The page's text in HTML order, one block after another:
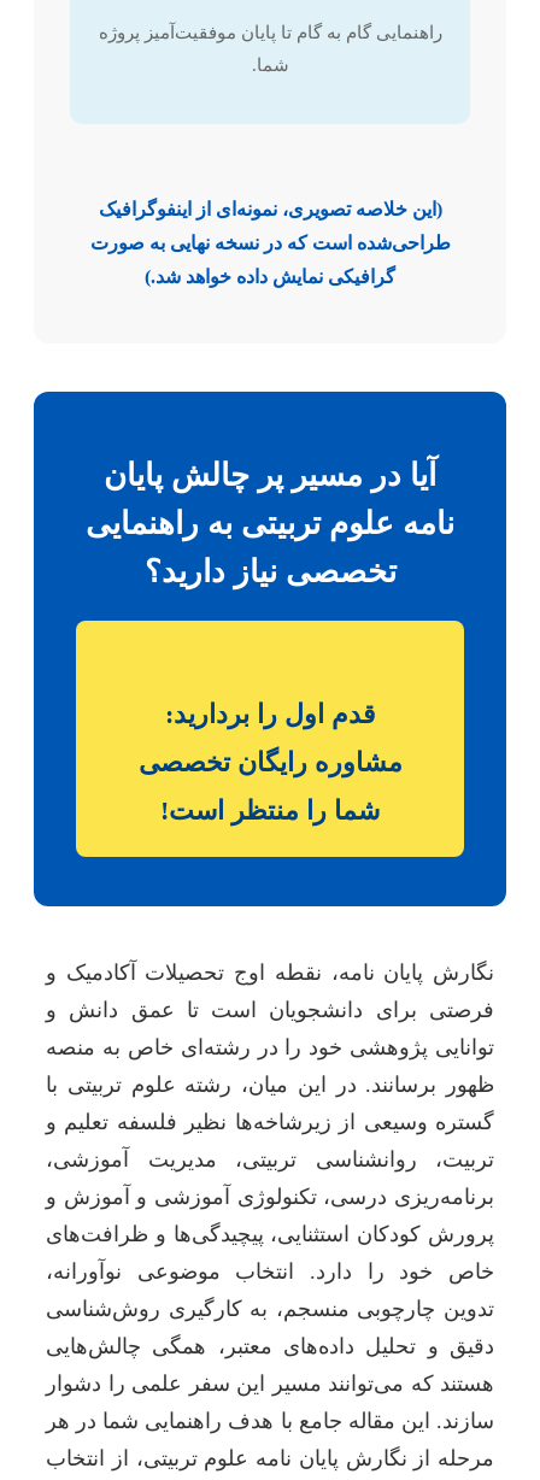
راهنمایی گام به گام تا پایان موفقیت‌آمیز پروژه
شما.
(این خلاصه تصویری، نمونه‌ای از اینفوگرافیک
طراحی‌شده است که در نسخه نهایی به صورت
گرافیکی نمایش داده خواهد شد.)
آیا در مسیر پر چالش پایان
نامه علوم تربیتی به راهنمایی
تخصصی نیاز دارید؟
قدم اول را بردارید:
مشاوره رایگان تخصصی
شما را منتظر است!
نگارش پایان نامه، نقطه اوج تحصیلات آکادمیک و
فرصتی برای دانشجویان است تا عمق دانش و
توانایی پژوهشی خود را در رشته‌ای خاص به منصه
ظهور برسانند. در این میان، رشته علوم تربیتی با
گستره وسیعی از زیرشاخه‌ها نظیر فلسفه تعلیم و
تربیت، روانشناسی تربیتی، مدیریت آموزشی،
برنامه‌ریزی درسی، تکنولوژی آموزشی و آموزش و
پرورش کودکان استثنایی، پیچیدگی‌ها و ظرافت‌های
خاص خود را دارد. انتخاب موضوعی نوآورانه،
تدوین چارچوبی منسجم، به کارگیری روش‌شناسی
دقیق و تحلیل داده‌های معتبر، همگی چالش‌هایی
هستند که می‌توانند مسیر این سفر علمی را دشوار
سازند. این مقاله جامع با هدف راهنمایی شما در هر
مرحله از نگارش پایان نامه علوم تربیتی، از انتخاب